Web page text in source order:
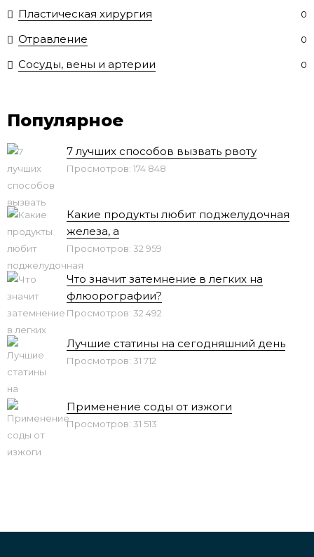
Пластическая хирургия 0
Отравление 0
Сосуды, вены и артерии 0
Популярное
7 лучших способов вызвать рвоту
Просмотров: 174 848
Какие продукты любит поджелудочная
железа, а
Просмотров: 32 959
Что значит затемнение в легких на
флюорографии?
Просмотров: 32 492
Лучшие статины на сегодняшний день
Просмотров: 31 712
Применение соды от изжоги
Просмотров: 31 513